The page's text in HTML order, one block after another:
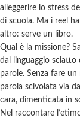
alleggerire lo stress
di scuola. Ma i reel
altro: serve un libro.
Qual è la missione?
dal linguaggio sciatto
parole. Senza fare
parola scivolata via
cara, dimenticata in
Nel raccontare